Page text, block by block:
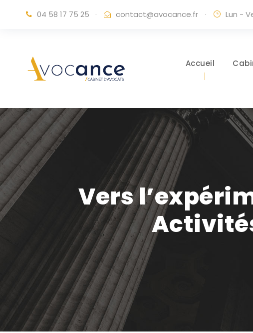
04 58 17 75 25 · contact@avocance.fr · Lun -
Accueil
Vers